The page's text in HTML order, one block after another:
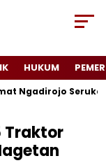
HUKUM
Ngadirojo
Traktor